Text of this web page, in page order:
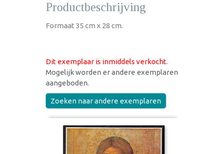
Productbeschrijving
Formaat 35 cm x 28 cm.
Dit exemplaar is inmiddels verkocht.
Mogelijk worden er andere exemplaren
aangeboden.
Zoeken naar andere exemplaren